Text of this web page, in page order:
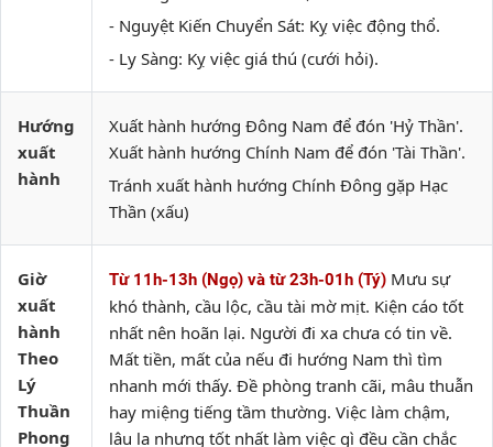
- Nguyệt Kiến Chuyển Sát: Kỵ việc động thổ.
- Ly Sàng: Kỵ việc giá thú (cưới hỏi).
Hướng
xuất
hành
Xuất hành hướng Đông Nam để đón 'Hỷ Thần'.
Xuất hành hướng Chính Nam để đón 'Tài Thần'.
Tránh xuất hành hướng Chính Đông gặp Hạc
Thần (xấu)
Giờ
xuất
hành
Theo
Lý
Thuần
Phong
Từ 11h-13h (Ngọ) và từ 23h-01h (Tý) Mưu sự
khó thành, cầu lộc, cầu tài mờ mịt. Kiện cáo tốt
nhất nên hoãn lại. Người đi xa chưa có tin về.
Mất tiền, mất của nếu đi hướng Nam thì tìm
nhanh mới thấy. Đề phòng tranh cãi, mâu thuẫn
hay miệng tiếng tầm thường. Việc làm chậm,
lâu la nhưng tốt nhất làm việc gì đều cần chắc